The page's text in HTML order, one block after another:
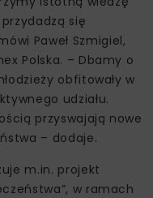
się
Paweł Szmigiel,
Polska. – Dbamy o
obfitowały w
udziału.
przyswajają nowe
– dodaje.
m.in. projekt
w ramach